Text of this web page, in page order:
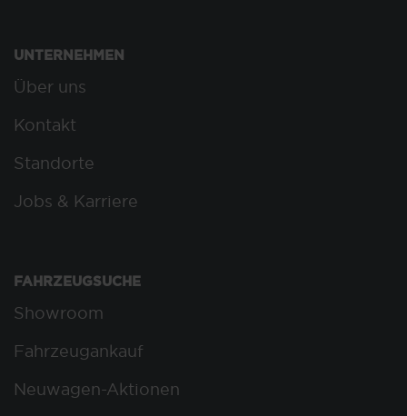
UNTERNEHMEN
Über uns
Kontakt
Standorte
Jobs & Karriere
FAHRZEUGSUCHE
Showroom
Fahrzeugankauf
Neuwagen-Aktionen